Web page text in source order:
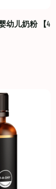
幼儿奶粉 【4